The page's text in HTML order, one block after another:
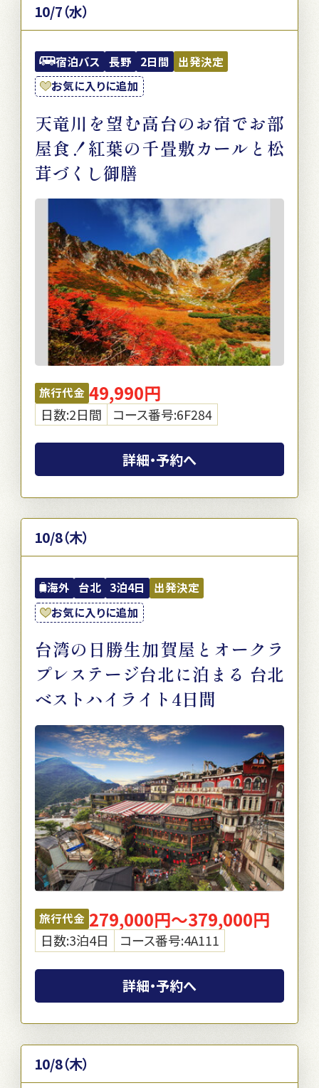
10/7（水）
宿泊バス 長野 2日間
出発決定
お気に入りに追加
天竜川を望む高台のお宿でお部
屋食！紅葉の千畳敷カールと松
茸づくし御膳
旅行代金 49,990円
日数:2日間 コース番号:6F284
詳細・予約へ
10/8（木）
海外 台北 3泊4日
出発決定
お気に入りに追加
台湾の日勝生加賀屋とオークラ
プレステージ台北に泊まる 台北
ベストハイライト4日間
旅行代金 279,000円～379,000円
日数:3泊4日 コース番号:4A111
詳細・予約へ
10/8（木）